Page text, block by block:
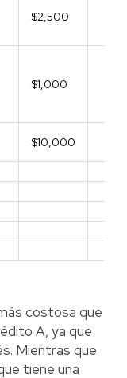
$2,500
$1,000
$10,000
costosa que
A, ya que
Mientras que
tiene una